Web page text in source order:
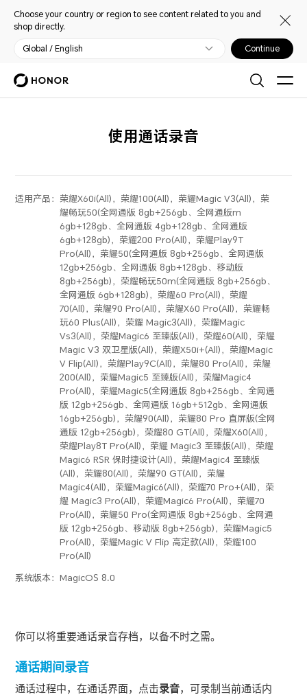
Choose your country or region to see content related to you and
shop directly.
Global / English Continue
使用通话录音
适用产品： 荣耀X60i(All)，荣耀100(All)，荣耀Magic V3(All)，荣
耀畅玩50(全网通版 8gb+256gb、全网通版m
6gb+128gb、全网通版 4gb+128gb、全网通版
6gb+128gb)，荣耀200 Pro(All)，荣耀Play9T
Pro(All)，荣耀50(全网通版 8gb+256gb、全网通版
12gb+256gb、全网通版 8gb+128gb、移动版
8gb+256gb)，荣耀畅玩50m(全网通版 8gb+256gb、
全网通版 6gb+128gb)，荣耀60 Pro(All)，荣耀
70(All)，荣耀90 Pro(All)，荣耀X60 Pro(All)，荣耀畅
玩60 Plus(All)，荣耀 Magic3(All)，荣耀Magic
Vs3(All)，荣耀Magic6 至臻版(All)，荣耀60(All)，荣耀
Magic V3 双卫星版(All)，荣耀X50i+(All)，荣耀Magic
V Flip(All)，荣耀Play9C(All)，荣耀80 Pro(All)，荣耀
200(All)，荣耀Magic5 至臻版(All)，荣耀Magic4
Pro(All)，荣耀Magic5(全网通版 8gb+256gb、全网通
版 12gb+256gb、全网通版 16gb+512gb、全网通版
16gb+256gb)，荣耀90(All)，荣耀80 Pro 直屏版(全网
通版 12gb+256gb)，荣耀80 GT(All)，荣耀X60(All)，
荣耀Play8T Pro(All)，荣耀 Magic3 至臻版(All)，荣耀
Magic6 RSR 保时捷设计(All)，荣耀Magic4 至臻版
(All)，荣耀80(All)，荣耀90 GT(All)，荣耀
Magic4(All)，荣耀Magic6(All)，荣耀70 Pro+(All)，荣
耀 Magic3 Pro(All)，荣耀Magic6 Pro(All)，荣耀70
Pro(All)，荣耀50 Pro(全网通版 8gb+256gb、全网通
版 12gb+256gb、移动版 8gb+256gb)，荣耀Magic5
Pro(All)，荣耀Magic V Flip 高定款(All)，荣耀100
Pro(All)
系统版本：MagicOS 8.0
你可以将重要通话录音存档，以备不时之需。
通话期间录音
通话过程中，在通话界面，点击录音，可录制当前通话内